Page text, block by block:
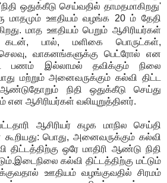
ஒதுக்கீடு செய்வதில் தாமதமாகிறது'
மாதமும் ஊதியம் வழங்க 20 ம் தேதி
மாத ஊதியம் பெறும் ஆசிரியர்கள்
கடன், பால், மளிகை பொருட்கள்,
செலவு, வாகனங்களுக்கு பெட்ரோல் என
பணம் இல்லாமல் தவிக்கும் நிலை
மற்றும் அனைவருக்கும் கல்வி திட்ட
நிதி ஒதுக்கீடு செய்து
ஆசிரியர்கள் வலியுறுத்தினர்.
ஆசிரியர் கழக மாநில செய்தி
பொது, அனைவருக்கும் கல்வி
ஒரே மாதிரி ஆண்டு நிதி
கல்வி திட்டத்திற்கு மட்டும்
ஊதியம் வழங்குவதில் சிரமம்